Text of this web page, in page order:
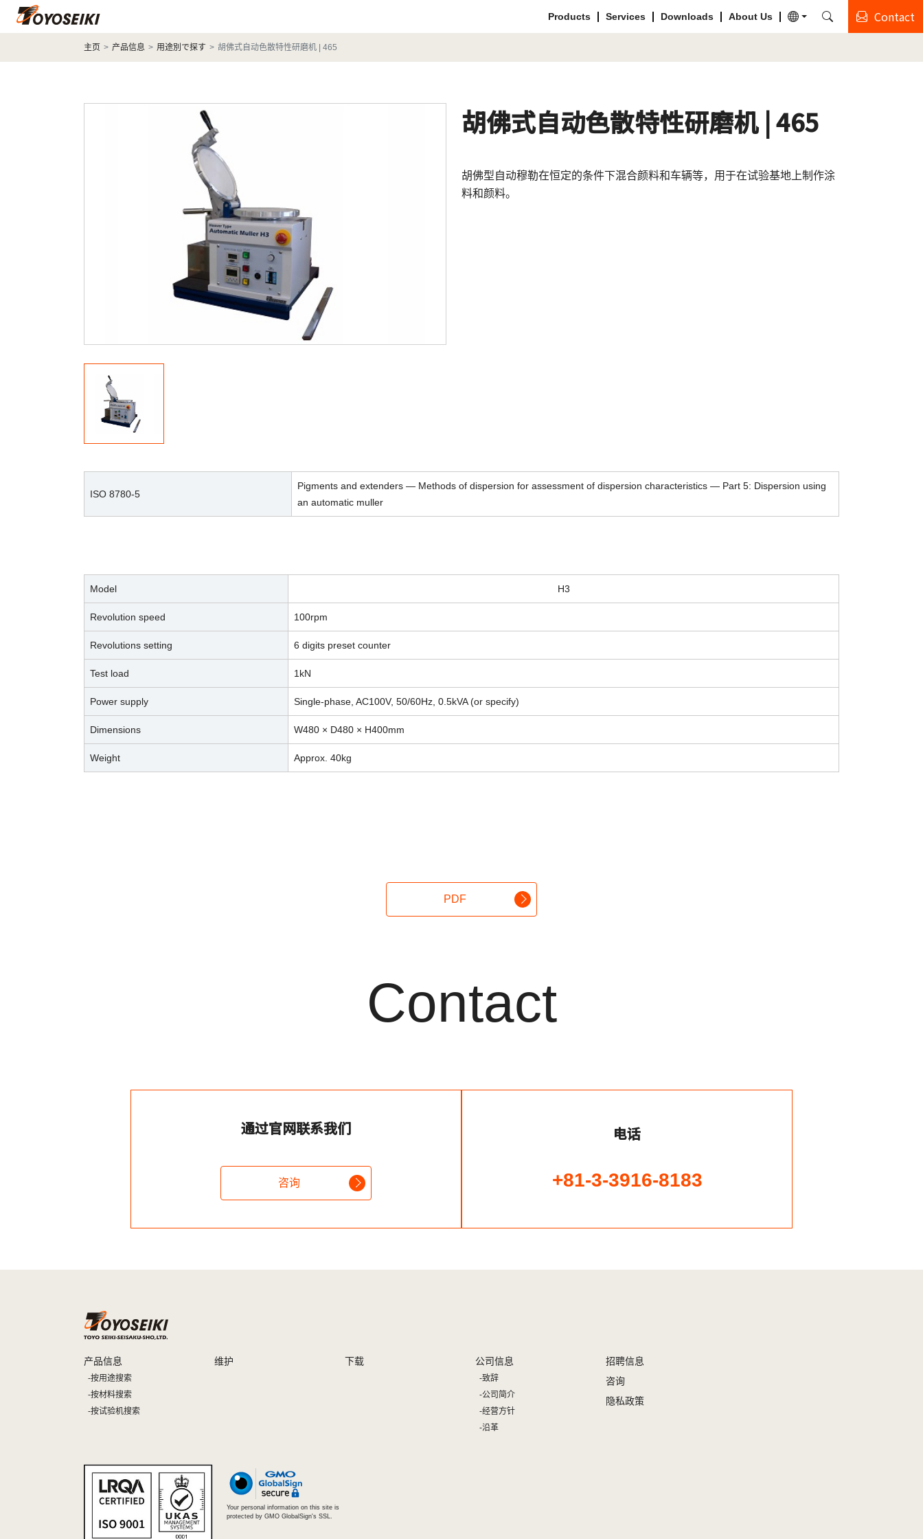
Products Services Downloads About Us Contact
主页 产品信息 用途別で探す 胡佛式自动色散特性研磨机 | 465
胡佛式自动色散特性研磨机 | 465
胡佛型自动穆勒在恒定的条件下混合颜料和车辆等，用于在试验基地上制作涂
料和颜料。
ISO 8780-5
Pigments and extenders — Methods of dispersion for assessment of dispersion characteristics — Part 5: Dispersion using
an automatic muller
Model H3
Revolution speed 100rpm
Revolutions setting 6 digits preset counter
Test load 1kN
Power supply Single-phase, AC100V, 50/60Hz, 0.5kVA (or specify)
Dimensions W480 × D480 × H400mm
Weight Approx. 40kg
PDF
Contact
通过官网联系我们
咨询
电话
+81-3-3916-8183
产品信息
按用途搜索
按材料搜索
按试验机搜索
维护 下载 公司信息
致辞
公司简介
经营方针
沿革
招聘信息
咨询
隐私政策
Your personal information on this site is
protected by GMO GlobalSign's SSL.